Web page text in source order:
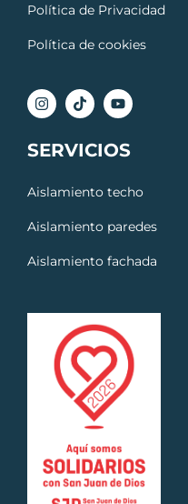
Política de Privacidad
Política de cookies
SERVICIOS
Aislamiento techo
Aislamiento paredes
Aislamiento fachada